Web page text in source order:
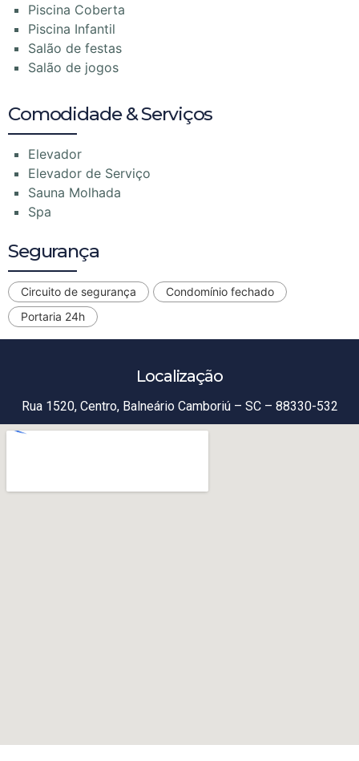
Piscina Coberta
Piscina Infantil
Salão de festas
Salão de jogos
Comodidade & Serviços
Elevador
Elevador de Serviço
Sauna Molhada
Spa
Segurança
Circuito de segurança
Condomínio fechado
Portaria 24h
Localização
Rua 1520, Centro, Balneário Camboriú – SC – 88330-532